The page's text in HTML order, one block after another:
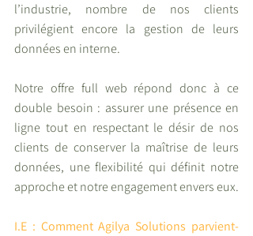
l’industrie, nombre de nos clients
privilégient encore la gestion de leurs
données en interne.
Notre offre full web répond donc à ce
double besoin : assurer une présence en
ligne tout en respectant le désir de nos
clients de conserver la maîtrise de leurs
données, une flexibilité qui définit notre
approche et notre engagement envers eux.
I.E : Comment Agilya Solutions parvient-